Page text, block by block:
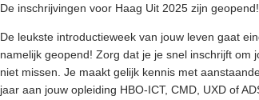
De inschrijvingen voor Haag Uit 2025 zijn
De leukste introductieweek van jouw leven gaat
namelijk geopend! Zorg dat je je snel inschrijft om
niet missen. Je maakt gelijk kennis met
jaar aan jouw opleiding HBO-ICT, CMD, UXD of